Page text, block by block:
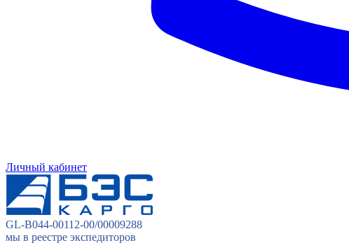
Личный кабинет
GL-B044-00112-00/00009288
мы в реестре экспедиторов